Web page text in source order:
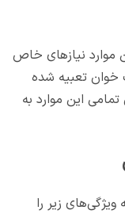
موارد نیازهای خاص
خوان تعبیه شده
این موارد به
زیر را